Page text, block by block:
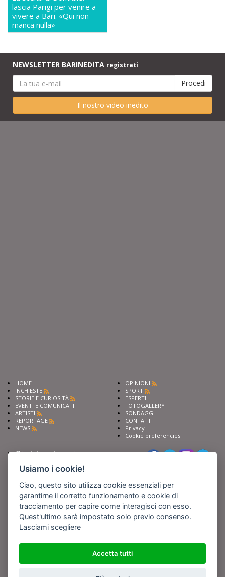
lascia Parigi per venire a
vivere a Bari. «Qui non
manca nulla»
NEWSLETTER BARINEDITA registrati
Il nostro video inedito
HOME
INCHIESTE
STORIE E CURIOSITÀ
EVENTI E COMUNICATI
ARTISTI
REPORTAGE
NEWS
OPINIONI
SPORT
ESPERTI
FOTOGALLERY
SONDAGGI
CONTATTI
Privacy
Cookie preferencies
Chiedi ai nostri esperti
Fai pubblicità con noi
Iscriviti al nostro corso di
giornalismo
Compra i nostri libri
Entra in Barinedita Map
Copyright BARIREPORT s.a.s. All rights reserved - Tutte le fotografie recanti il
logo di Barinedita sono state commissionate da BARIREPORT s.a.s. che ne
detiene i Diritti d'Autore e sono state prodotte nell'anno 2012 e seguenti
(tranne che non vi sia uno specifico anno di scatto riportato)
Usiamo i cookie!
Ciao, questo sito utilizza cookie essenziali per
garantirne il corretto funzionamento e cookie di
tracciamento per capire come interagisci con esso.
Quest'ultimo sarà impostato solo previo consenso.
Lasciami scegliere
Accetta tutti